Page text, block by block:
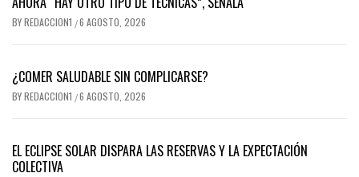
BYREDACCION1 /6 AGOSTO, 2026
¿COMER SALUDABLE SIN COMPLICARSE?
BYREDACCION1 /6 AGOSTO, 2026
EL ECLIPSE SOLAR DISPARA LAS RESERVAS Y LA EXPECTACIÓN
COLECTIVA